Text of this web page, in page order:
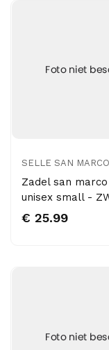
SELLE SAN MARCO
Zadel san
unisex small -
€ 25.99